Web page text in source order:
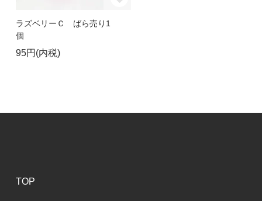
ラズベリーＣ ばら売り1
個
95円(内税)
TOP